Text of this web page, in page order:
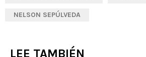
NELSON SEPÚLVEDA
LEE TAMBIÉN